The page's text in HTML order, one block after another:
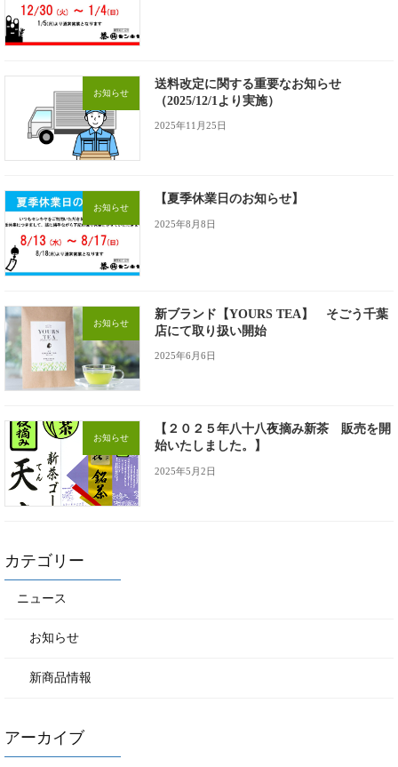
お知らせ
送料改定に関する重要なお知らせ
（2025/12/1より実施）
2025年11月25日
お知らせ
【夏季休業日のお知らせ】
2025年8月8日
お知らせ
新ブランド【YOURS TEA】 そごう千葉
店にて取り扱い開始
2025年6月6日
お知らせ
【２０２５年八十八夜摘み新茶 販売を開
始いたしました。】
2025年5月2日
カテゴリー
ニュース
お知らせ
新商品情報
アーカイブ